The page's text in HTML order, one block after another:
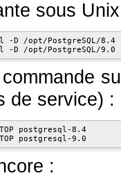
sous
-D /opt/PostgreSQL/8.4
de service) :
postgresql-8.4
: